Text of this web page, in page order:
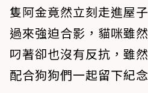
隻阿金竟然立刻走進屋
過來強迫合影，貓咪雖
叼著卻也沒有反抗，雖
配合狗狗們一起留下紀